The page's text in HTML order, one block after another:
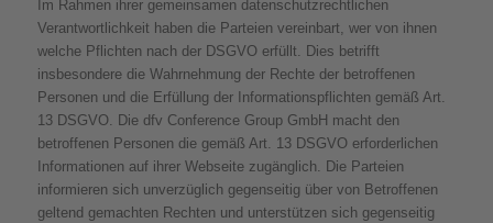
Im Rahmen ihrer gemeinsamen datenschutzrechtlichen
Verantwortlichkeit haben die Parteien vereinbart, wer von ihnen
welche Pflichten nach der DSGVO erfüllt. Dies betrifft
insbesondere die Wahrnehmung der Rechte der betroffenen
Personen und die Erfüllung der Informationspflichten gemäß Art.
13 DSGVO. Die dfv Conference Group GmbH macht den
betroffenen Personen die gemäß Art. 13 DSGVO erforderlichen
Informationen auf ihrer Webseite zugänglich. Die Parteien
informieren sich unverzüglich gegenseitig über von Betroffenen
geltend gemachten Rechten und unterstützen sich gegenseitig